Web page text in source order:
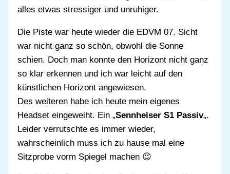
alles etwas stressiger und unruhiger.
Die Piste war heute wieder die EDVM 07. Sicht
war nicht ganz so schön, obwohl die Sonne
schien. Doch man konnte den Horizont nicht ganz
so klar erkennen und ich war leicht auf den
künstlichen Horizont angewiesen.
Des weiteren habe ich heute mein eigenes
Headset eingeweiht. Ein „Sennheiser S1 Passiv„.
Leider verrutschte es immer wieder,
wahrscheinlich muss ich zu hause mal eine
Sitzprobe vorm Spiegel machen 😉